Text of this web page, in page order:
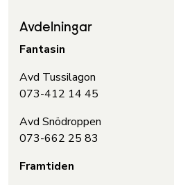
Avdelningar
Fantasin
Avd Tussilagon
073-412 14 45
Avd Snödroppen
073-662 25 83
Framtiden